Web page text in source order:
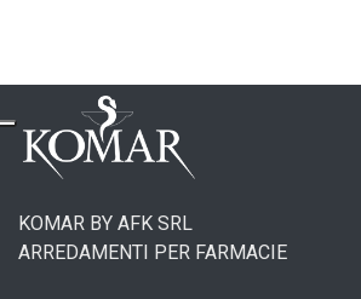
KOMAR BY AFK SRL
ARREDAMENTI PER FARMACIE